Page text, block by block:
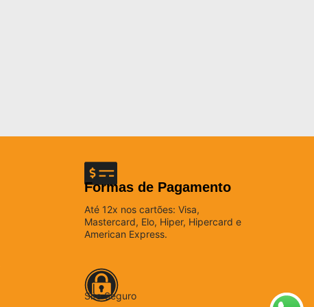
Formas de Pagamento
Até 12x nos cartões: Visa,
Mastercard, Elo, Hiper, Hipercard e
American Express.
Site Seguro